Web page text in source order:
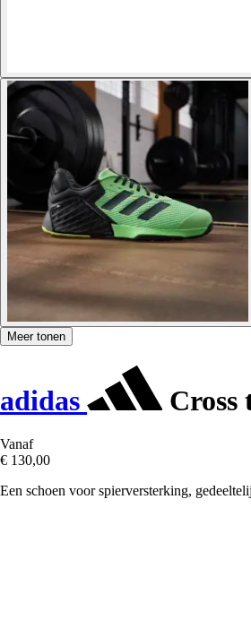
Meer tonen
adidas Cross
Vanaf
€ 130,00
Een schoen voor spierversterking,